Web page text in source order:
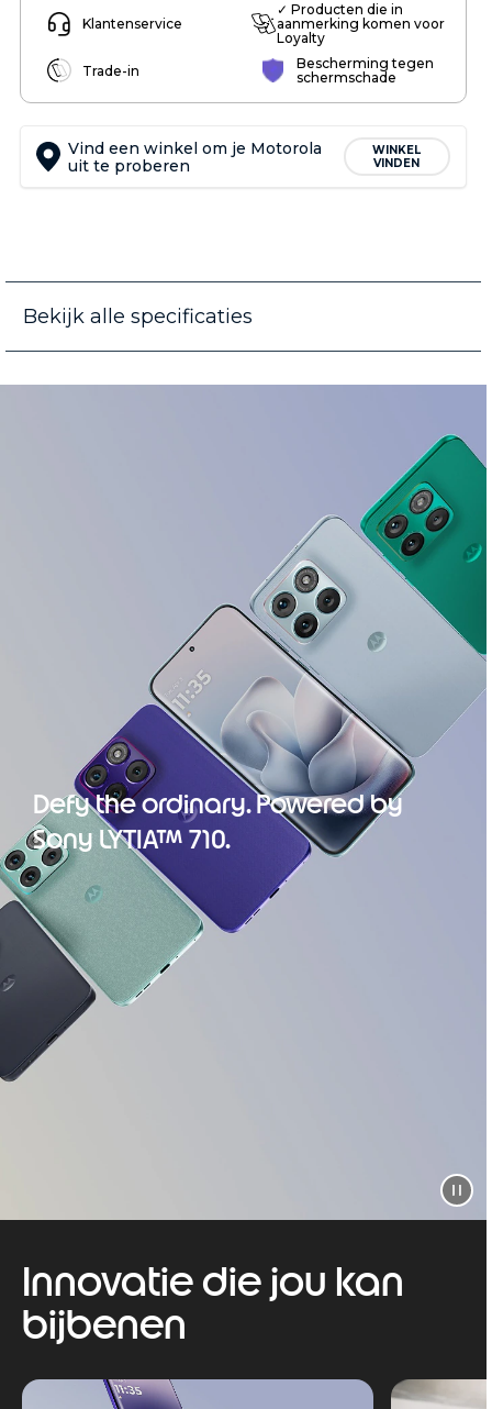
Klantenservice
✓ Producten die in
aanmerking komen voor
Loyalty
Trade-in
Bescherming tegen
schermschade
Vind een winkel om je Motorola
uit te proberen
WINKEL
VINDEN
Bekijk alle specificaties
Defy the ordinary. Powered by
Sony LYTIA™ 710.
Innovatie die jou kan
bijbenen